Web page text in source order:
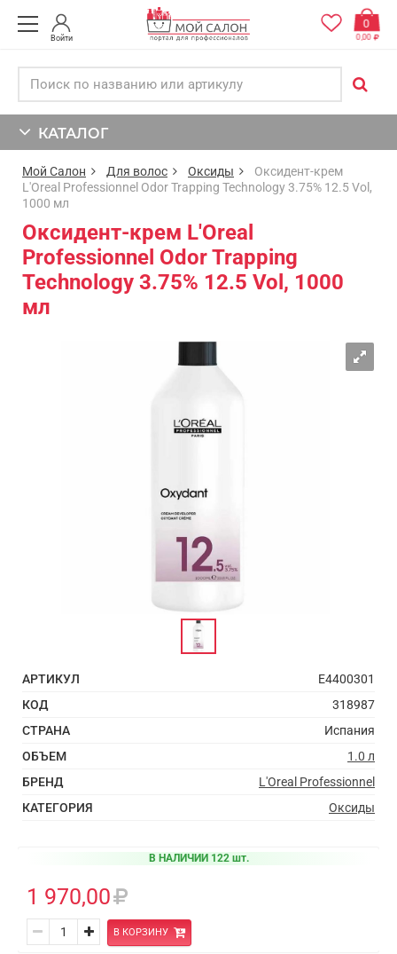
Войти
0
0,00
КАТАЛОГ
Мой Салон Для волос Оксиды
Оксидент-крем
L'Oreal Professionnel Odor Trapping Technology 3.75% 12.5 Vol,
1000 мл
Оксидент-крем L'Oreal
Professionnel Odor Trapping
Technology 3.75% 12.5 Vol, 1000
мл
АРТИКУЛ
E4400301
КОД
318987
СТРАНА
Испания
ОБЪЕМ
1.0 л
БРЕНД
L'Oreal Professionnel
КАТЕГОРИЯ
Оксиды
В НАЛИЧИИ 122 шт.
1 970,00
В КОРЗИНУ